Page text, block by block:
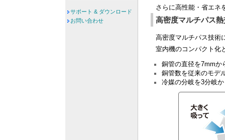
さらに高性能・省エネ
高密度マルチパス熱
高密度マルチパス技術
室内機のコンパクト化
銅管の直径を7mmか
銅管数を従来のモデ
冷媒の分岐を3分岐
サポート & ダウンロード
お問い合わせ